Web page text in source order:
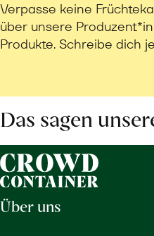
Verpasse keine
über unsere
Produkte. Schreibe dich
Das sagen
Über uns